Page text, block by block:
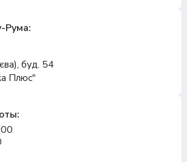
Рума:
буд. 54
Плюс"